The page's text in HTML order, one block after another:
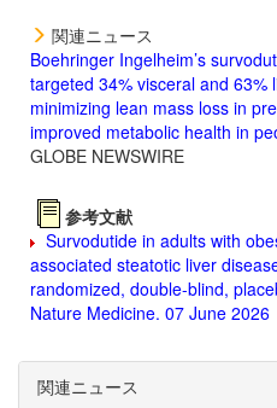
関連ニュース
Boehringer Ingelheim’s
targeted 34% visceral and 63%
minimizing lean mass loss in
improved metabolic health in
GLOBE NEWSWIRE
参考文献
Survodutide in adults with
associated steatotic liver
randomized, double-blind,
Nature Medicine. 07 June 2026
関連ニュース